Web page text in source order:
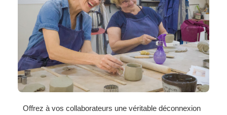
Offrez à vos collaborateurs une véritable déconnexion